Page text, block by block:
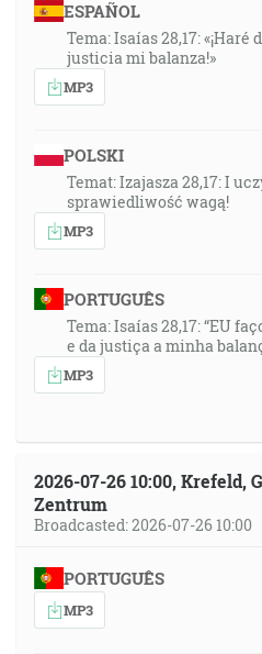
ESPAÑOL
Tema: Isaías 28,17:
justicia mi balanza!»
MP3
POLSKI
Temat: Izajasza 28,17: I
sprawiedliwość wagą!
MP3
PORTUGUÊS
Tema: Isaías 28,17: “EU
e da justiça a minha
MP3
2026-07-26 10:00, Krefeld,
Zentrum
Broadcasted: 2026-07-26 10:00
PORTUGUÊS
MP3